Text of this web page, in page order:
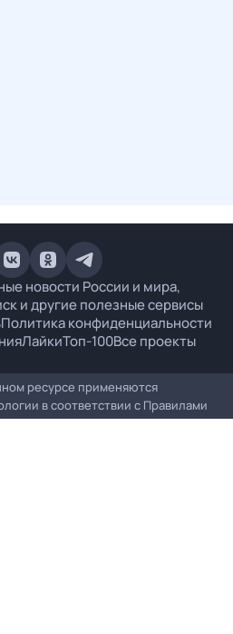
новости России и мира,
и другие полезные сервисы
Политика конфиденциальности
ЛайкиТоп-100Все проекты
ресурсе применяются
в соответствии с Правилами